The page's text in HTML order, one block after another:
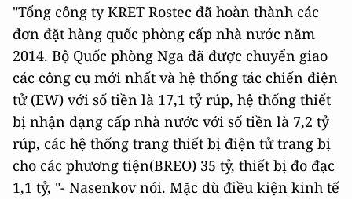
"Tổng công ty KRET Rostec đã hoàn thành các
đơn đặt hàng quốc phòng cấp nhà nước năm
2014. Bộ Quốc phòng Nga đã được chuyển giao
các công cụ mới nhất và hệ thống tác chiến điện
tử (EW) với số tiền là 17,1 tỷ rúp, hệ thống thiết
bị nhận dạng cấp nhà nước với số tiền là 7,2 tỷ
rúp, các hệ thống trang thiết bị điện tử trang bị
cho các phương tiện(BREO) 35 tỷ, thiết bị đo đạc
1,1 tỷ, "- Nasenkov nói. Mặc dù điều kiện kinh tế